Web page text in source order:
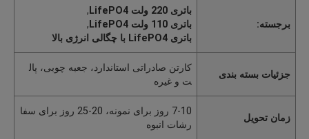
برجسته:
باتری 220 ولت LifePO4
,
باتری 110 ولت LifePO4
,
باتری LifePO4 با چگالی انرژی بالا
جزئیات بسته بندی
کارتن صادراتی استاندارد، جعبه چوبی، پال
ت و غیره
زمان تحویل
7-10 روز برای نمونه، 20-25 روز برای سفا
رشات انبوه